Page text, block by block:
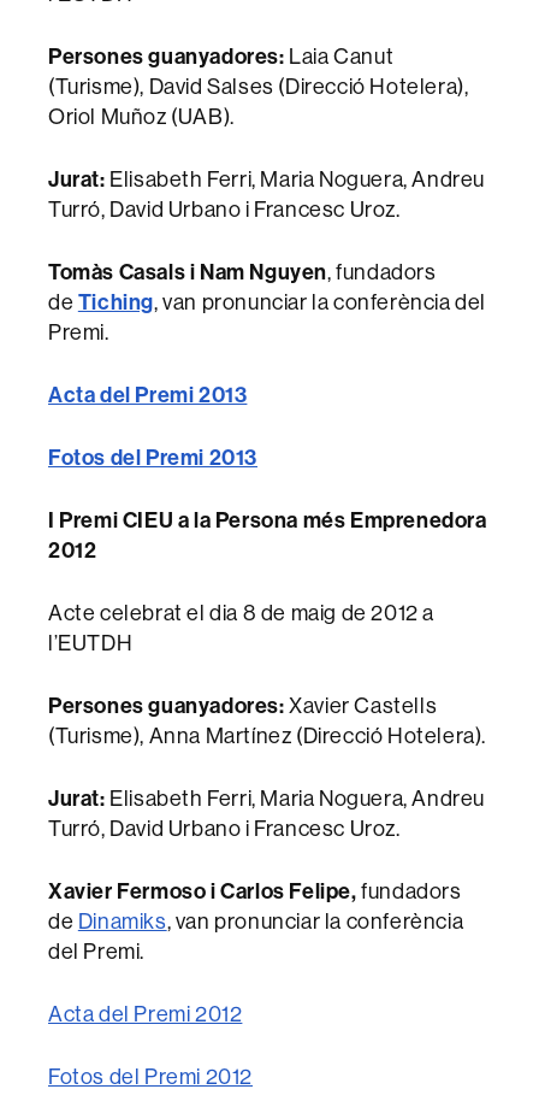
Persones guanyadores: Laia Canut
(Turisme), David Salses (Direcció Hotelera),
Oriol Muñoz (UAB).
Jurat: Elisabeth Ferri, Maria Noguera, Andreu
Turró, David Urbano i Francesc Uroz.
Tomàs Casals i Nam Nguyen, fundadors
de Tiching, van pronunciar la conferència del
Premi.
Acta del Premi 2013
Fotos del Premi 2013
I Premi CIEU a la Persona més Emprenedora
2012
Acte celebrat el dia 8 de maig de 2012 a
l’EUTDH
Persones guanyadores:Xavier Castells
(Turisme), Anna Martínez (Direcció Hotelera).
Jurat: Elisabeth Ferri, Maria Noguera, Andreu
Turró, David Urbano i Francesc Uroz.
Xavier Fermoso i Carlos Felipe,fundadors
de Dinamiks, van pronunciar la conferència
del Premi.
Acta del Premi 2012
Fotos del Premi 2012